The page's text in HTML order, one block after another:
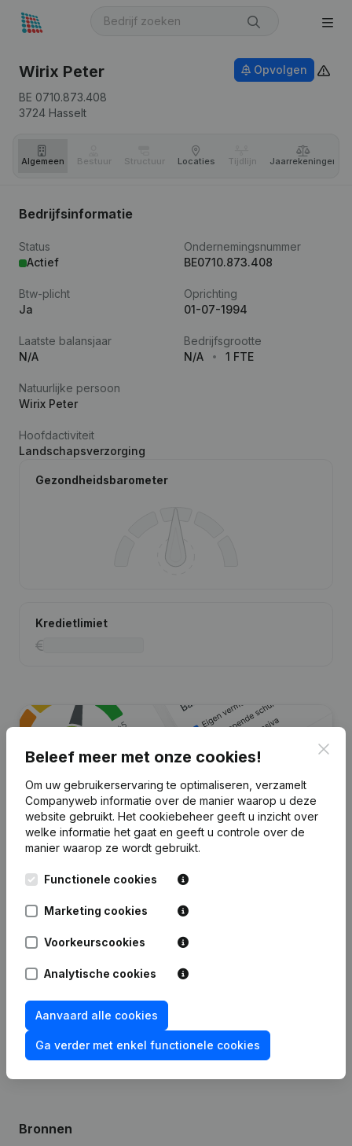
Wirix Peter
BE 0710.873.408
3724 Hasselt
Opvolgen
Algemeen Bestuur Structuur Locaties Tijdlijn Jaar­rekeningen
Bedrijfsinformatie
Status
Actief
Ondernemingsnummer
BE0710.873.408
Btw-plicht
Ja
Oprichting
01-07-1994
Laatste balansjaar
N/A
Bedrijfsgrootte
N/A
1 FTE
Natuurlijke persoon
Wirix Peter
Hoofdactiviteit
Landschapsverzorging
Gezondheidsbarometer
Kredietlimiet
Zoek je meer informatie over dit
bedrijf?
Raadpleeg de gezondheid in een oogopslag
Kies voor snelle inzichten of granulaire details
Probeer gratis Meer ontdekken
7 dagen gratis proefperiode, geen kredietkaart vereist.
Bronnen
Beleef meer met onze cookies!
Om uw gebruikerservaring te optimaliseren, verzamelt
Companyweb informatie over de manier waarop u deze
website gebruikt. Het cookiebeheer geeft u inzicht over
welke informatie het gaat en geeft u controle over de
manier waarop ze wordt gebruikt.
Functionele cookies
Marketing cookies
Voorkeurscookies
Analytische cookies
Aanvaard alle cookies
Ga verder met enkel functionele cookies